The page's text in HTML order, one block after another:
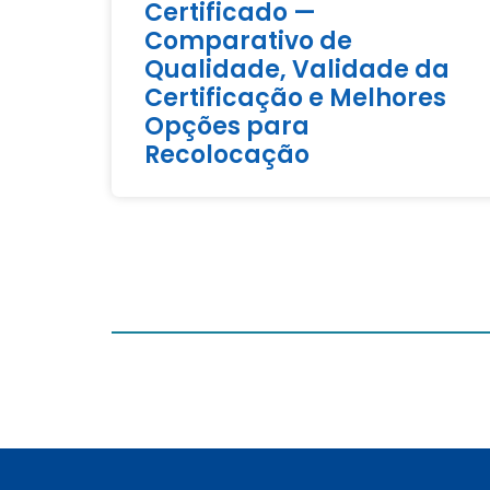
Certificado —
Comparativo de
Qualidade, Validade da
Certificação e Melhores
Opções para
Recolocação